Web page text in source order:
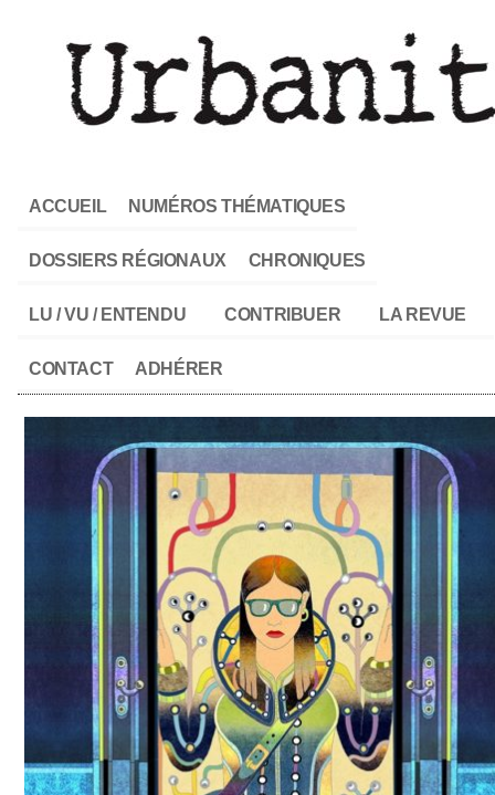
ACCUEIL NUMÉROS THÉMATIQUES
DOSSIERS RÉGIONAUX CHRONIQUES
LU / VU / ENTENDU CONTRIBUER LA REVUE
CONTACT ADHÉRER